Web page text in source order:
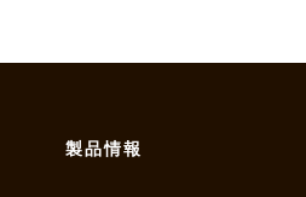
製品情報